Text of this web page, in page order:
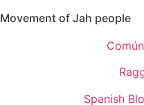
Movement of Jah people
Spanish